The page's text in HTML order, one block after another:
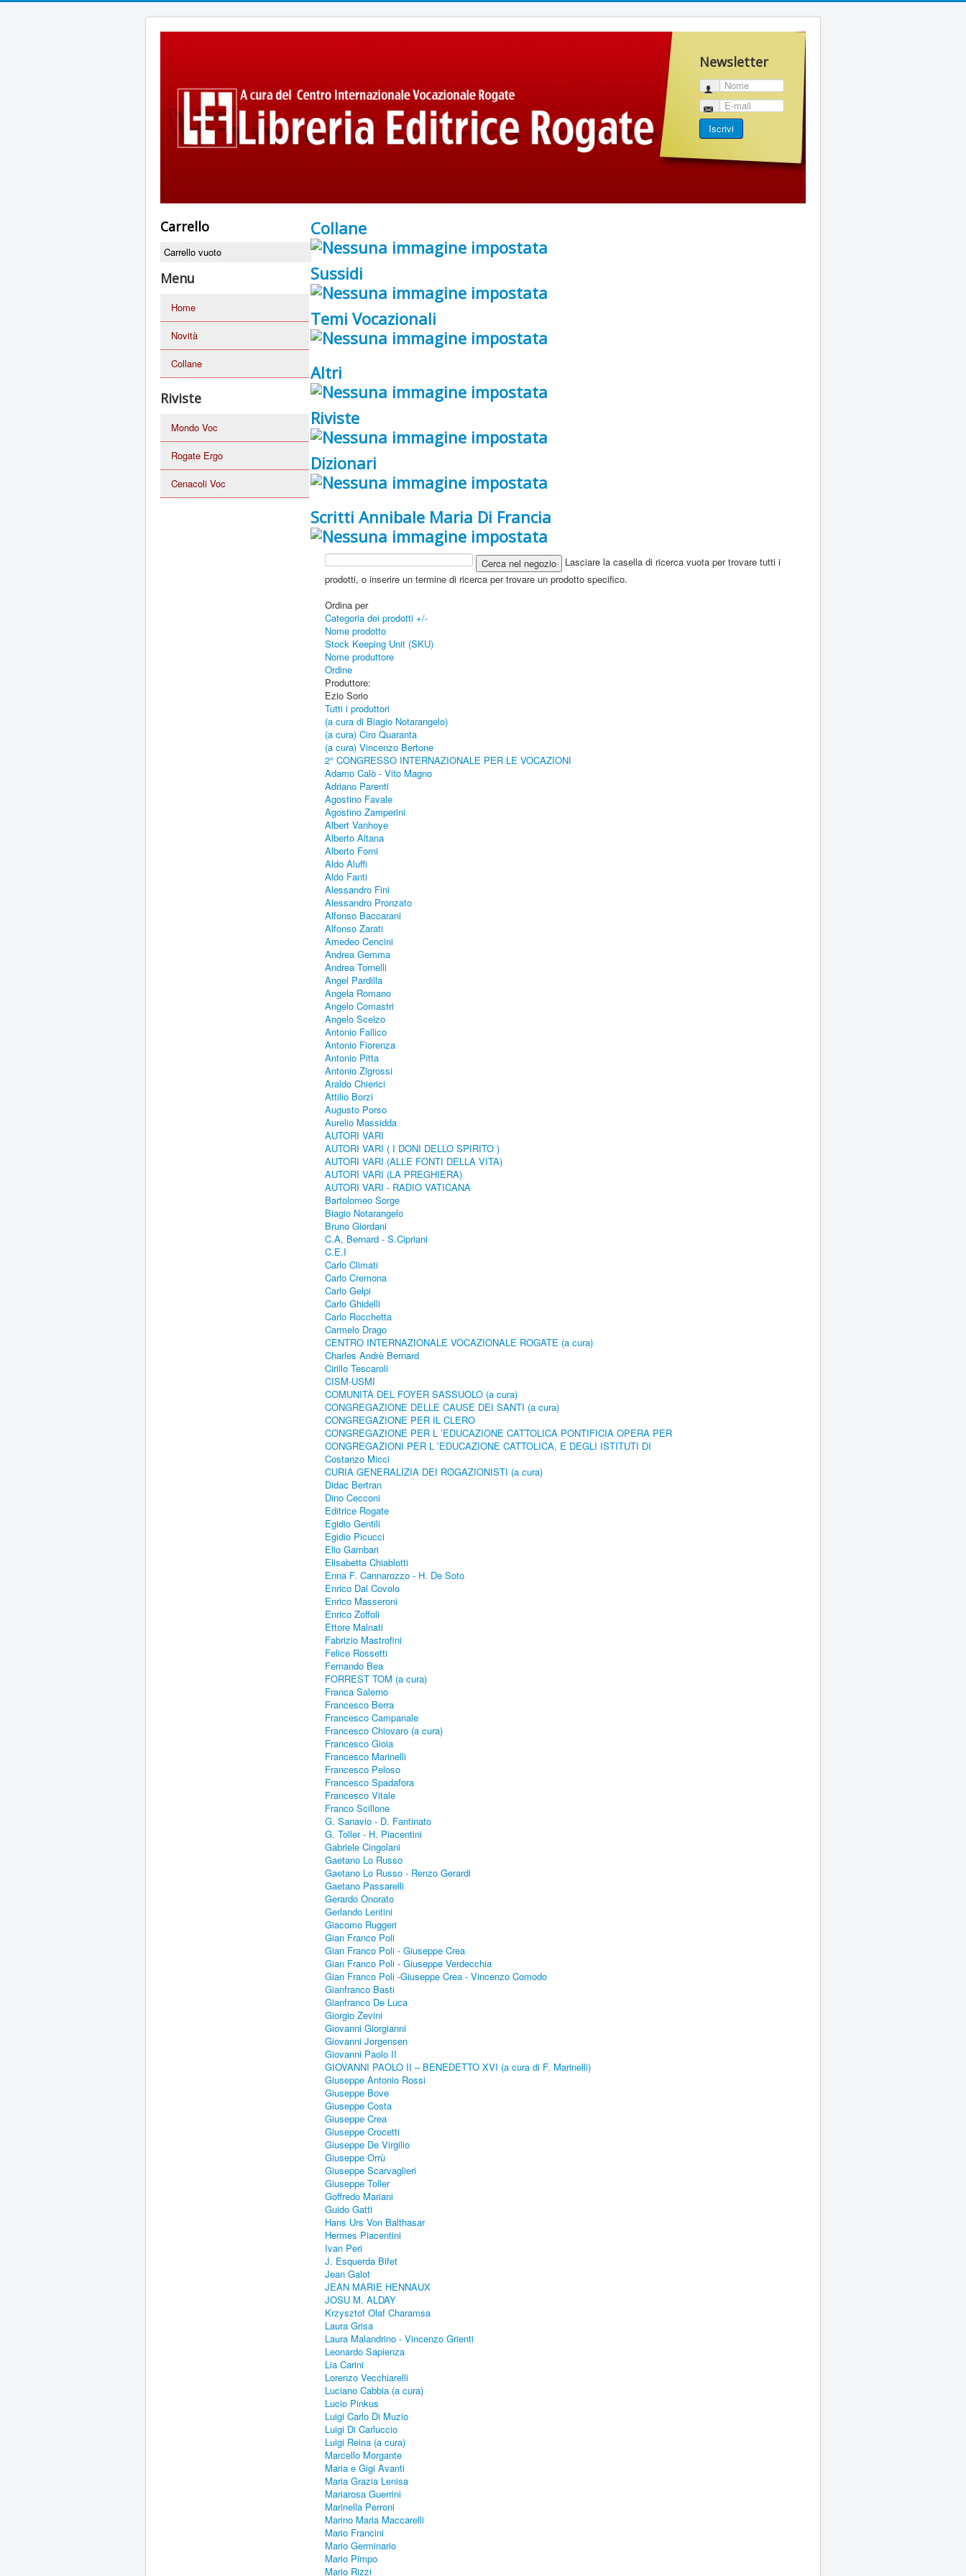
Newsletter
Nome
E-mail
Iscrivi
Carrello
Carrello vuoto
Menu
Home
Novità
Collane
Riviste
Mondo Voc
Rogate Ergo
Cenacoli Voc
Collane
Sussidi
Temi Vocazionali
Altri
Riviste
Dizionari
Scritti Annibale Maria Di Francia
Lasciare la casella di ricerca vuota per trovare tutti i
prodotti, o inserire un termine di ricerca per trovare un prodotto specifico.
Ordina per
Categoria dei prodotti +/-
Nome prodotto
Stock Keeping Unit (SKU)
Nome produttore
Ordine
Produttore:
Ezio Sorio
Tutti i produttori
(a cura di Biagio Notarangelo)
(a cura) Ciro Quaranta
(a cura) Vincenzo Bertone
2° CONGRESSO INTERNAZIONALE PER LE VOCAZIONI
Adamo Calò - Vito Magno
Adriano Parenti
Agostino Favale
Agostino Zamperini
Albert Vanhoye
Alberto Altana
Alberto Forni
Aldo Aluffi
Aldo Fanti
Alessandro Fini
Alessandro Pronzato
Alfonso Baccarani
Alfonso Zarati
Amedeo Cencini
Andrea Gemma
Andrea Tornelli
Angel Pardilla
Angela Romano
Angelo Comastri
Angelo Scelzo
Antonio Fallico
Antonio Fiorenza
Antonio Pitta
Antonio Zigrossi
Araldo Chierici
Attilio Borzi
Augusto Porso
Aurelio Massidda
AUTORI VARI
AUTORI VARI ( I DONI DELLO SPIRITO )
AUTORI VARI (ALLE FONTI DELLA VITA)
AUTORI VARI (LA PREGHIERA)
AUTORI VARI - RADIO VATICANA
Bartolomeo Sorge
Biagio Notarangelo
Bruno Giordani
C.A, Bernard - S.Cipriani
C.E.I
Carlo Climati
Carlo Cremona
Carlo Gelpi
Carlo Ghidelli
Carlo Rocchetta
Carmelo Drago
CENTRO INTERNAZIONALE VOCAZIONALE ROGATE (a cura)
Charles Andrè Bernard
Cirillo Tescaroli
CISM-USMI
COMUNITÀ DEL FOYER SASSUOLO (a cura)
CONGREGAZIONE DELLE CAUSE DEI SANTI (a cura)
CONGREGAZIONE PER IL CLERO
CONGREGAZIONE PER L ’EDUCAZIONE CATTOLICA PONTIFICIA OPERA PER
CONGREGAZIONI PER L ’EDUCAZIONE CATTOLICA, E DEGLI ISTITUTI DI
Costanzo Micci
CURIA GENERALIZIA DEI ROGAZIONISTI (a cura)
Didac Bertran
Dino Cecconi
Editrice Rogate
Egidio Gentili
Egidio Picucci
Elio Gambari
Elisabetta Chiablotti
Enna F. Cannarozzo - H. De Soto
Enrico Dal Covolo
Enrico Masseroni
Enrico Zoffoli
Ettore Malnati
Fabrizio Mastrofini
Felice Rossetti
Fernando Bea
FORREST TOM (a cura)
Franca Salerno
Francesco Berra
Francesco Campanale
Francesco Chiovaro (a cura)
Francesco Gioia
Francesco Marinelli
Francesco Peloso
Francesco Spadafora
Francesco Vitale
Franco Scillone
G. Sanavio - D. Fantinato
G. Toller - H. Piacentini
Gabriele Cingolani
Gaetano Lo Russo
Gaetano Lo Russo - Renzo Gerardi
Gaetano Passarelli
Gerardo Onorato
Gerlando Lentini
Giacomo Ruggeri
Gian Franco Poli
Gian Franco Poli - Giuseppe Crea
Gian Franco Poli - Giuseppe Verdecchia
Gian Franco Poli -Giuseppe Crea - Vincenzo Comodo
Gianfranco Basti
Gianfranco De Luca
Giorgio Zevini
Giovanni Giorgianni
Giovanni Jorgensen
Giovanni Paolo II
GIOVANNI PAOLO II – BENEDETTO XVI (a cura di F. Marinelli)
Giuseppe Antonio Rossi
Giuseppe Bove
Giuseppe Costa
Giuseppe Crea
Giuseppe Crocetti
Giuseppe De Virgilio
Giuseppe Orrù
Giuseppe Scarvaglieri
Giuseppe Toller
Goffredo Mariani
Guido Gatti
Hans Urs Von Balthasar
Hermes Piacentini
Ivan Peri
J. Esquerda Bifet
Jean Galot
JEAN MARIE HENNAUX
JOSU M. ALDAY
Krzysztof Olaf Charamsa
Laura Grisa
Laura Malandrino - Vincenzo Grienti
Leonardo Sapienza
Lia Carini
Lorenzo Vecchiarelli
Luciano Cabbia (a cura)
Lucio Pinkus
Luigi Carlo Di Muzio
Luigi Di Carluccio
Luigi Reina (a cura)
Marcello Morgante
Maria e Gigi Avanti
Maria Grazia Lenisa
Mariarosa Guerrini
Marinella Perroni
Marino Maria Maccarelli
Mario Francini
Mario Germinario
Mario Pimpo
Mario Rizzi